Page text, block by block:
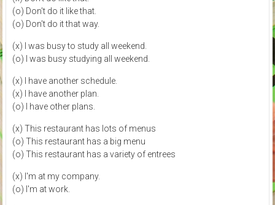
(o) Don't do it like that.
(o) Don't do it that way.
(x) I was busy to study all weekend.
(o) I was busy studying all weekend.
(x) I have another schedule.
(x) I have another plan.
(o) I have other plans.
(x) This restaurant has lots of menus
(o) This restaurant has a big menu
(o) This restaurant has a variety of entrees
(x) I'm at my company.
(o) I'm at work.